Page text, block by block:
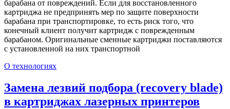
барабана от повреждений. Если для восстановленного
картриджа не предпринять мер по защите поверхности
барабана при транспортировке, то есть риск того, что
конечный клиент получит картридж с поврежденным
барабаном. Оригинальные сменные картриджи поставляются
с установленной на них транспортной
О технологиях
Замена лезвий подбора (recovery blade)
в картриджах лазерных принтеров